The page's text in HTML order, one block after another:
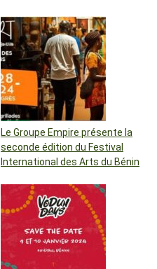
Le Groupe Empire présente la
seconde édition du Festival
International des Arts du Bénin